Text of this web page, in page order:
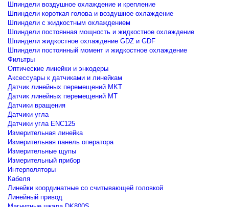
Шпиндели воздушное охлаждение и крепление
Шпиндели короткая голова и воздушное охлаждение
Шпиндели с жидкостным охлаждением
Шпиндели постоянная мощность и жидкостное охлаждение
Шпиндели жидкостное охлаждение GDZ и GDF
Шпиндели постоянный момент и жидкостное охлаждение
Фильтры
Оптические линейки и энкодеры
Аксессуары к датчиками и линейкам
Датчик линейных перемещений MKT
Датчик линейных перемещений MT
Датчики вращения
Датчики угла
Датчики угла ENC125
Измерительная линейка
Измерительная панель оператора
Измерительные щупы
Измерительный прибор
Интерполяторы
Кабеля
Линейки координатные со считывающей головкой
Линейный привод